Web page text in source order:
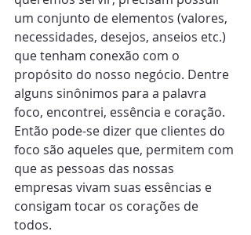
um conjunto de elementos (valores,
necessidades, desejos, anseios etc.)
que tenham conexão com o
propósito do nosso negócio. Dentre
alguns sinônimos para a palavra
foco, encontrei, essência e coração.
Então pode-se dizer que clientes do
foco são aqueles que, permitem com
que as pessoas das nossas
empresas vivam suas essências e
consigam tocar os corações de
todos.